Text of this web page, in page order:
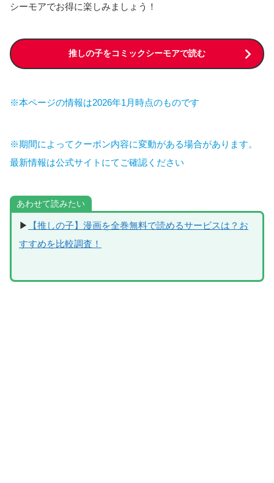
シーモアでお得に楽しみましょう！
推しの子をコミックシーモアで読む
※本ページの情報は2026年1月時点のものです
※期間によってクーポン内容に変動がある場合があります。
最新情報は公式サイトにてご確認ください
あわせて読みたい
▶
【推しの子】漫画を全巻無料で読めるサービスは？お
すすめを比較調査！